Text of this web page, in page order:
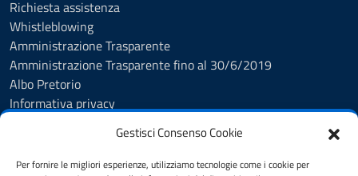
Gestisci Consenso Cookie
Per fornire le migliori esperienze, utilizziamo tecnologie come i cookie per
Richiesta assistenza
Whistleblowing
Amministrazione Trasparente
Amministrazione Trasparente fino al 30/6/2019
Albo Pretorio
Informativa privacy
Esercizio diritti interessati
Dichiarazione di accessibilità